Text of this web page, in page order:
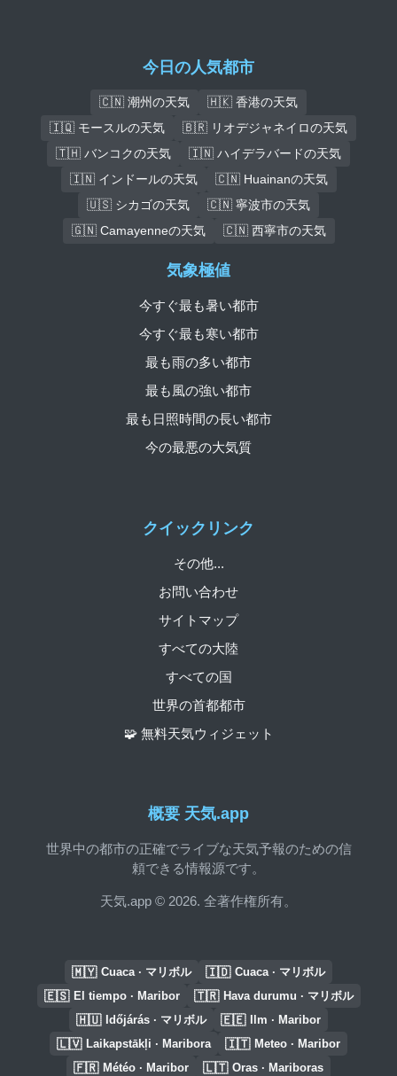
今日の人気都市
🇨🇳 潮州の天気
🇭🇰 香港の天気
🇮🇶 モースルの天気
🇧🇷 リオデジャネイロの天気
🇹🇭 バンコクの天気
🇮🇳 ハイデラバードの天気
🇮🇳 インドールの天気
🇨🇳 Huainanの天気
🇺🇸 シカゴの天気
🇨🇳 寧波市の天気
🇬🇳 Camayenneの天気
🇨🇳 西寧市の天気
概要 天気.app
世界中の都市の正確でライブな天気予報のための信
頼できる情報源です。
天気.app © 2026. 全著作権所有。
クイックリンク
その他...
お問い合わせ
サイトマップ
すべての大陸
すべての国
世界の首都都市
🧩 無料天気ウィジェット
気象極値
今すぐ最も暑い都市
今すぐ最も寒い都市
最も雨の多い都市
最も風の強い都市
最も日照時間の長い都市
今の最悪の大気質
🇲🇾 Cuaca · マリボル 🇮🇩 Cuaca · マリボル
🇪🇸 El tiempo · Maribor 🇹🇷 Hava durumu · マリボル
🇭🇺 Időjárás · マリボル 🇪🇪 Ilm · Maribor
🇱🇻 Laikapstākļi · Maribora 🇮🇹 Meteo · Maribor
🇫🇷 Météo · Maribor 🇱🇹 Oras · Mariboras